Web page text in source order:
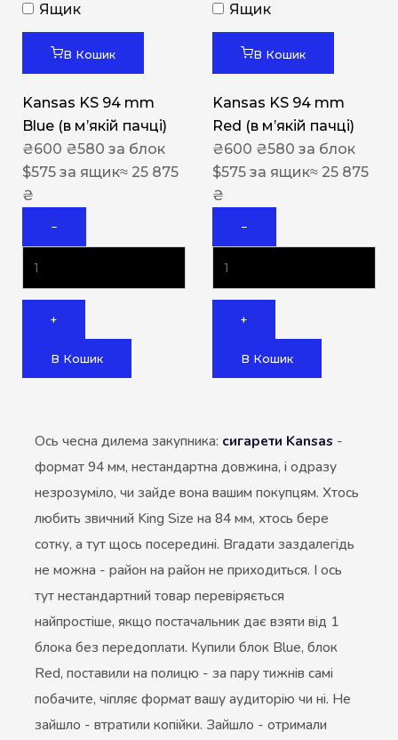
Ящик
В Кошик
Kansas KS 94 mm
Blue (в мʼякій пачці)
₴600 ₴580 за блок
$575 за ящик≈ 25 875
₴
−
+
В Кошик
Ящик
В Кошик
Kansas KS 94 mm
Red (в мʼякій пачці)
₴600 ₴580 за блок
$575 за ящик≈ 25 875
₴
−
+
В Кошик
Ось чесна дилема закупника: сигарети Kansas -
формат 94 мм, нестандартна довжина, і одразу
незрозуміло, чи зайде вона вашим покупцям. Хтось
любить звичний King Size на 84 мм, хтось бере
сотку, а тут щось посередині. Вгадати заздалегідь
не можна - район на район не приходиться. І ось
тут нестандартний товар перевіряється
найпростіше, якщо постачальник дає взяти від 1
блока без передоплати. Купили блок Blue, блок
Red, поставили на полицю - за пару тижнів самі
побачите, чіпляє формат вашу аудиторію чи ні. Не
зайшло - втратили копійки. Зайшло - отримали